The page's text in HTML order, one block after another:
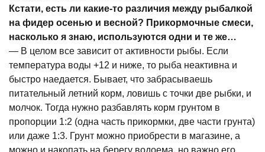
Кстати, есть ли какие-то различия между рыбалкой
на фидер осенью и весной? Прикормочные смеси,
насколько я знаю, используются одни и те же…
— В целом все зависит от активности рыбы. Если
температура воды +12 и ниже, то рыба неактивна и
быстро наедается. Бывает, что забрасываешь
питательный летний корм, ловишь с точки две рыбки, и
молчок. Тогда нужно разбавлять корм грунтом в
пропорции 1:2 (одна часть прикормки, две части грунта)
или даже 1:3. Грунт можно приобрести в магазине, а
можно и накопать на берегу водоема, но важно его